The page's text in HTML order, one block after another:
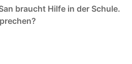
braucht Hilfe in der Schule.